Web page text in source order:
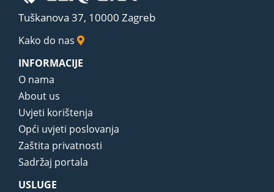
Tuškanova 37, 10000 Zagreb
Kako do nas
INFORMACIJE
O nama
About us
Uvjeti korištenja
Opći uvjeti poslovanja
Zaštita privatnosti
Sadržaj portala
USLUGE